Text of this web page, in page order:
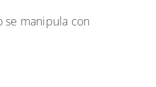
se manipula con